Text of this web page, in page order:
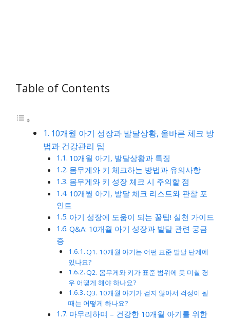
Table of Contents
10개월 아기 성장과 발달상황, 올바른 체크 방
법과 건강관리 팁
10개월 아기, 발달상황과 특징
몸무게와 키 체크하는 방법과 유의사항
몸무게와 키 성장 체크 시 주의할 점
10개월 아기, 발달 체크 리스트와 관찰 포
인트
아기 성장에 도움이 되는 꿀팁! 실천 가이드
Q&A: 10개월 아기 성장과 발달 관련 궁금
증
Q1. 10개월 아기는 어떤 표준 발달 단계에
있나요?
Q2. 몸무게와 키가 표준 범위에 못 미칠 경
우 어떻게 해야 하나요?
Q3. 10개월 아기가 걷지 않아서 걱정이 될
때는 어떻게 하나요?
마무리하며 – 건강한 10개월 아기를 위한